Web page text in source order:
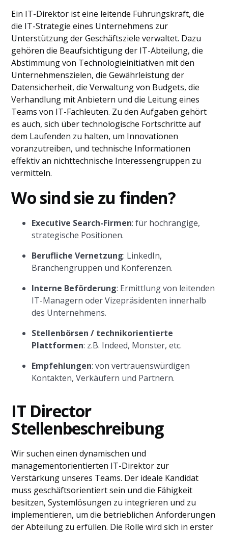
Ein IT-Direktor ist eine leitende Führungskraft, die
die IT-Strategie eines Unternehmens zur
Unterstützung der Geschäftsziele verwaltet. Dazu
gehören die Beaufsichtigung der IT-Abteilung, die
Abstimmung von Technologieinitiativen mit den
Unternehmenszielen, die Gewährleistung der
Datensicherheit, die Verwaltung von Budgets, die
Verhandlung mit Anbietern und die Leitung eines
Teams von IT-Fachleuten. Zu den Aufgaben gehört
es auch, sich über technologische Fortschritte auf
dem Laufenden zu halten, um Innovationen
voranzutreiben, und technische Informationen
effektiv an nichttechnische Interessengruppen zu
vermitteln.
Wo sind sie zu finden?
Executive Search-Firmen: für hochrangige,
strategische Positionen.
Berufliche Vernetzung: LinkedIn,
Branchengruppen und Konferenzen.
Interne Beförderung: Ermittlung von leitenden
IT-Managern oder Vizepräsidenten innerhalb
des Unternehmens.
Stellenbörsen / technikorientierte
Plattformen: z.B. Indeed, Monster, etc.
Empfehlungen: von vertrauenswürdigen
Kontakten, Verkäufern und Partnern.
IT Director
Stellenbeschreibung
Wir suchen einen dynamischen und
managementorientierten IT-Direktor zur
Verstärkung unseres Teams. Der ideale Kandidat
muss geschäftsorientiert sein und die Fähigkeit
besitzen, Systemlösungen zu integrieren und zu
implementieren, um die betrieblichen Anforderungen
der Abteilung zu erfüllen. Die Rolle wird sich in erster